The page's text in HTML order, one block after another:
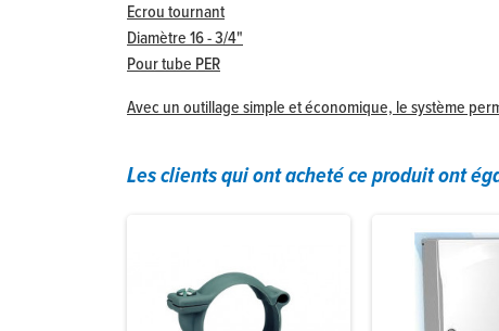
Ecrou tournant
Diamètre 16 - 3/4"
Pour tube PER
Avec un outillage simple et économique, le système
Les clients qui ont acheté ce produit ont